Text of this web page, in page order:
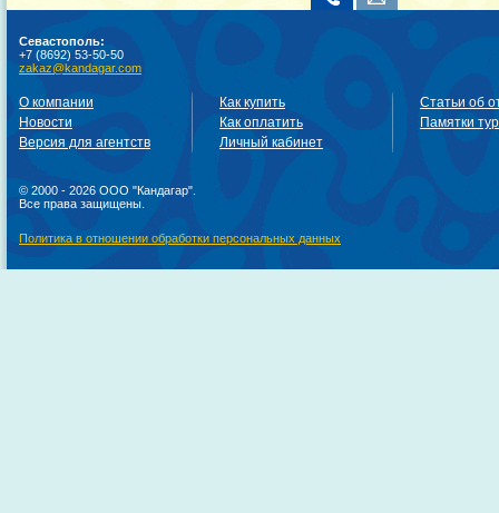
Севастополь:
+7 (8692) 53-50-50
zakaz@kandagar.com
О компании
Новости
Версия для агентств
Как купить
Как оплатить
Личный кабинет
Статьи об
Памятки
© 2000 - 2026 ООО "Кандагар".
Все права защищены.
Политика в отношении обработки персональных данных